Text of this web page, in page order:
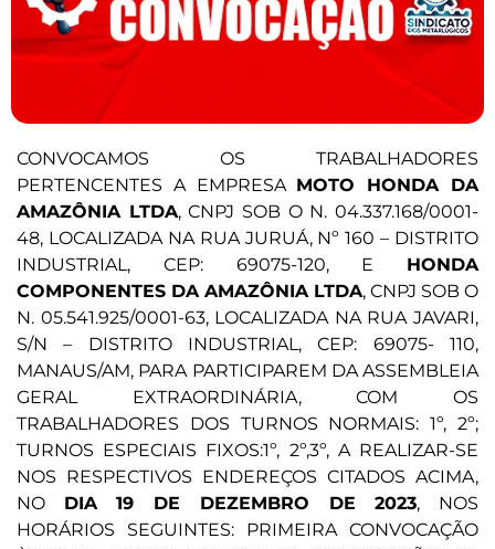
CONVOCAMOS OS TRABALHADORES
PERTENCENTES A EMPRESA MOTO HONDA DA
AMAZÔNIA LTDA, CNPJ SOB O N. 04.337.168/0001-
48, LOCALIZADA NA RUA JURUÁ, Nº 160 – DISTRITO
INDUSTRIAL, CEP: 69075-120, E HONDA
COMPONENTES DA AMAZÔNIA LTDA, CNPJ SOB O
N. 05.541.925/0001-63, LOCALIZADA NA RUA JAVARI,
S/N – DISTRITO INDUSTRIAL, CEP: 69075- 110,
MANAUS/AM, PARA PARTICIPAREM DA ASSEMBLEIA
GERAL EXTRAORDINÁRIA, COM OS
TRABALHADORES DOS TURNOS NORMAIS: 1º, 2º;
TURNOS ESPECIAIS FIXOS:1º, 2º,3º, A REALIZAR-SE
NOS RESPECTIVOS ENDEREÇOS CITADOS ACIMA,
NO DIA 19 DE DEZEMBRO DE 2023, NOS
HORÁRIOS SEGUINTES: PRIMEIRA CONVOCAÇÃO